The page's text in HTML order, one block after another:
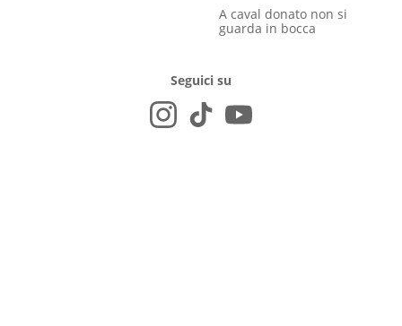
A caval donato non si
guarda in bocca
Seguici su